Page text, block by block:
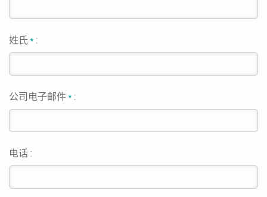
姓氏* :
公司电子邮件* :
电话 :